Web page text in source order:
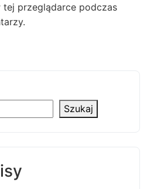
tej przeglądarce podczas
Szukaj